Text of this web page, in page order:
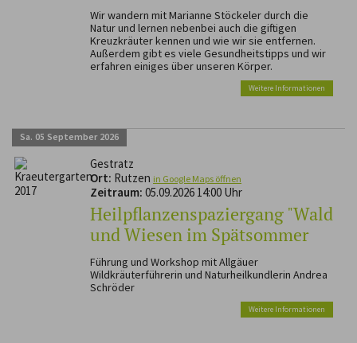
Wir wandern mit Marianne Stöckeler durch die
Natur und lernen nebenbei auch die giftigen
Kreuzkräuter kennen und wie wir sie entfernen.
Außerdem gibt es viele Gesundheitstipps und wir
erfahren einiges über unseren Körper.
Weitere Informationen
Sa. 05 September 2026
Gestratz
Ort: Rutzen in Google Maps öffnen
Zeitraum: 05.09.2026 14:00 Uhr
Heilpflanzenspaziergang "Wald
und Wiesen im Spätsommer
Führung und Workshop mit Allgäuer
Wildkräuterführerin und Naturheilkundlerin Andrea
Schröder
Weitere Informationen